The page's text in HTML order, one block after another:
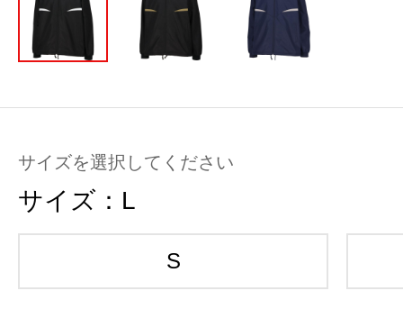
サイズを選択してください
サイズ： L
S